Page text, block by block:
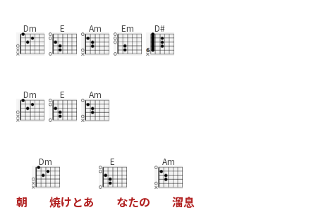
Dm E Am Em D#
Dm E Am
朝
Dm
焼けとあ
E
なたの
Am
溜息